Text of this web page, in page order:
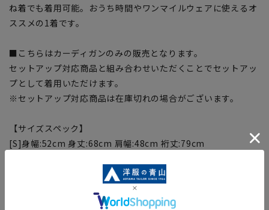
ね着でも着用可能。おうち時間やワンマイルウェアに使えるオ
ススメの1着です。
■こちらはカーディガンのみの販売となります。
セットアップ対応商品と組み合わせいただくことでセットアッ
プとして着用いただけます。
※セットアップ対応商品は在庫切れの場合がございます。
【サイズスペック】
[S]身幅:52cm 身丈:68cm 肩幅:48cm 裄丈:79cm
[L]身幅:58cm 身丈:72cm 肩幅:52cm 裄丈:83cm
[LL]身幅:61cm 身丈:74cm 肩幅:54cm 裄丈:85cm
[3L]身幅:64cm 身丈:76cm 肩幅:56cm 裄丈:87cm